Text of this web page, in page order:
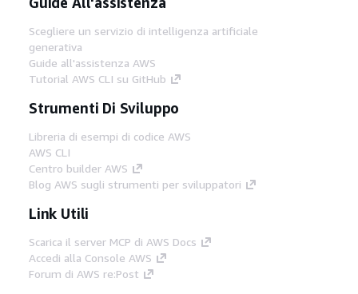
Scegliere un servizio di intelligenza artificiale
generativa
Guide all'assistenza AWS
Tutorial AWS CLI su GitHub
Strumenti Di Sviluppo
Libreria di esempi di codice AWS
AWS CLI
Centro builder AWS
Blog AWS sugli strumenti per sviluppatori
Link Utili
Scarica il server MCP di AWS Docs
Accedi alla Console AWS
Forum di AWS re:Post